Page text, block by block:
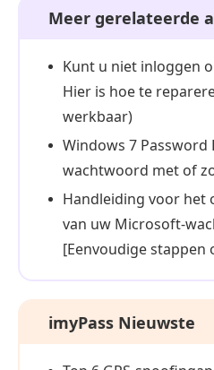
Meer gerelateerde
Kunt u niet inloggen
Hier is hoe te
werkbaar)
Windows 7 Password
wachtwoord met of
Handleiding voor het
van uw Microsoft-
[Eenvoudige stappen
imyPass Nieuwste